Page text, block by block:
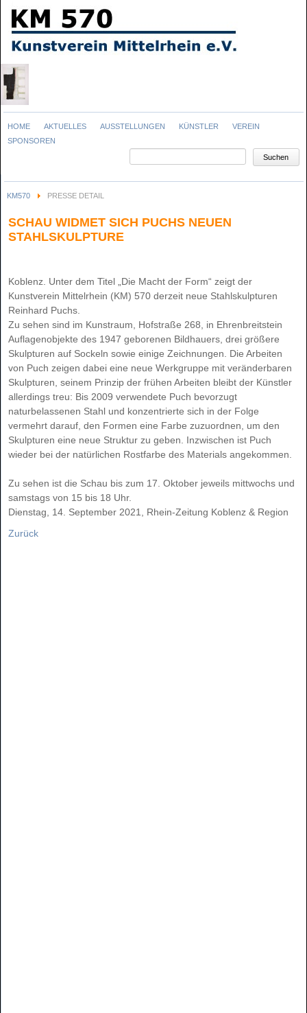
Navigation
überspringen
HOME AKTUELLES AUSSTELLUNGEN KÜNSTLER
VEREIN
SPONSOREN
Suchen
KM570 PRESSE DETAIL
SCHAU WIDMET SICH PUCHS NEUEN
STAHLSKULPTURE
Koblenz. Unter dem Titel „Die Macht der Form“ zeigt der
Kunstverein Mittelrhein (KM) 570 derzeit neue Stahlskulpturen
Reinhard Puchs.
Zu sehen sind im Kunstraum, Hofstraße 268, in Ehrenbreitstein
Auflagenobjekte des 1947 geborenen Bildhauers, drei größere
Skulpturen auf Sockeln sowie einige Zeichnungen. Die Arbeiten
von Puch zeigen dabei eine neue Werkgruppe mit veränderbaren
Skulpturen, seinem Prinzip der frühen Arbeiten bleibt der Künstler
allerdings treu: Bis 2009 verwendete Puch bevorzugt
naturbelassenen Stahl und konzentrierte sich in der Folge
vermehrt darauf, den Formen eine Farbe zuzuordnen, um den
Skulpturen eine neue Struktur zu geben. Inzwischen ist Puch
wieder bei der natürlichen Rostfarbe des Materials angekommen.
Zu sehen ist die Schau bis zum 17. Oktober jeweils mittwochs und
samstags von 15 bis 18 Uhr.
Dienstag, 14. September 2021
Rhein-Zeitung Koblenz & Region
Zurück